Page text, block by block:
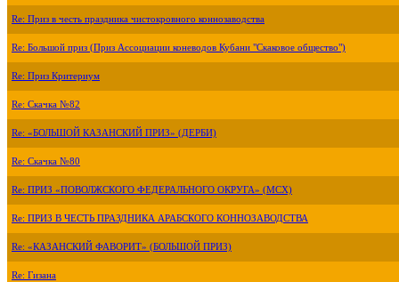
Re: Приз в честь праздника чистокровного коннозаводства
Re: Большой приз (Приз Ассоциации коневодов Кубани "Скаковое общество")
Re: Приз Критериум
Re: Скачка №82
Re: «БОЛЬШОЙ КАЗАНСКИЙ ПРИЗ» (ДЕРБИ)
Re: Скачка №80
Re: ПРИЗ «ПОВОЛЖСКОГО ФЕДЕРАЛЬНОГО ОКРУГА» (МСХ)
Re: ПРИЗ В ЧЕСТЬ ПРАЗДНИКА АРАБСКОГО КОННОЗАВОДСТВА
Re: «КАЗАНСКИЙ ФАВОРИТ» (БОЛЬШОЙ ПРИЗ)
Re: Гизана